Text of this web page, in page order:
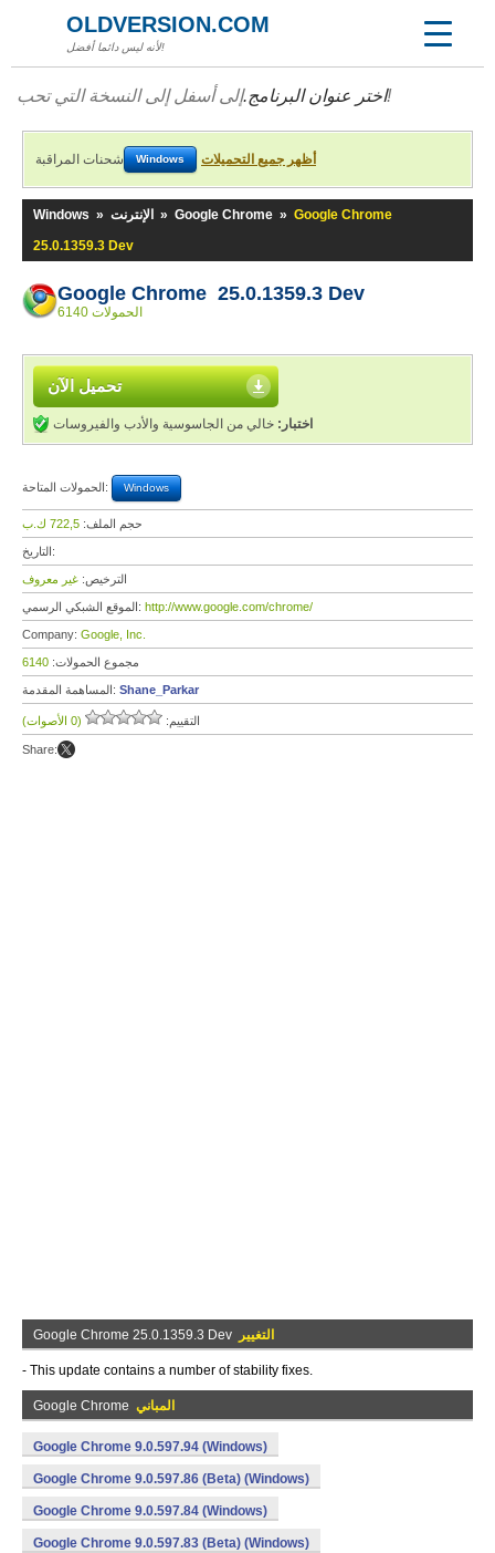
OLDVERSION.COM
لأنه ليس دائما أفضل!
اختر عنوان البرنامج.إلى أسفل إلى النسخة التي تحب!
شحنات المراقبة Windows أظهر جميع التحميلات
Windows » الإنترنت » Google Chrome » Google Chrome
25.0.1359.3 Dev
Google Chrome 25.0.1359.3 Dev
6140 الحمولات
تحميل الآن
اختبار: خالي من الجاسوسية والأدب والفيروسات
الحمولات المتاحة: Windows
حجم الملف: 722,5 ك.ب
التاريخ:
الترخيص: غير معروف
الموقع الشبكي الرسمي: http://www.google.com/chrome/
Company: Google, Inc.
مجموع الحمولات: 6140
المساهمة المقدمة: Shane_Parkar
التقييم: (0 الأصوات)
Share:
Google Chrome 25.0.1359.3 Dev التغيير
- This update contains a number of stability fixes.
Google Chrome المباني
Google Chrome 9.0.597.94 (Windows)
Google Chrome 9.0.597.86 (Beta) (Windows)
Google Chrome 9.0.597.84 (Windows)
Google Chrome 9.0.597.83 (Beta) (Windows)